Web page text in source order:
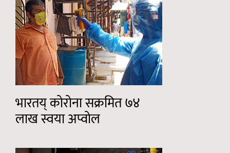
भारतय् कोरोना सक्रमित ७४
लाख स्वया अप्वोल